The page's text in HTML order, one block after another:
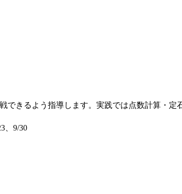
きるよう指導します。実践では点数計算・定
、9/30